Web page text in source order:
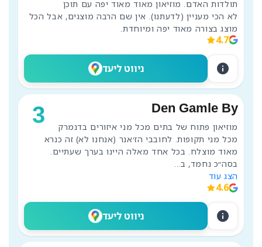
מוצג בצורה מאוד יפה ומיוחדת.
4.7
ניווט ליעד info
3 Den Gamle By
בסה״כ נחמד, ב...
הצג עוד
4.6
ניווט ליעד info